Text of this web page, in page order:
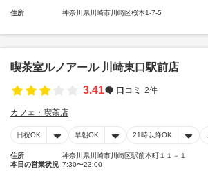
住所 神奈川県川崎市川崎区桜本1-7-5
喫茶室ルノアール 川崎東口駅前店
3.41
口コミ 2件
カフェ・喫茶店
日祝OK 早朝OK 21時以降OK
住所
神奈川県川崎市川崎区駅前本町１１－１
本日の営業状況 7:30〜23:00